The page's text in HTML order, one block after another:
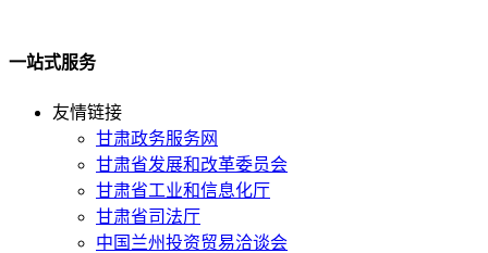
一站式服务
友情链接
甘肃政务服务网
甘肃省发展和改革委员会
甘肃省工业和信息化厅
甘肃省司法厅
中国兰州投资贸易洽谈会